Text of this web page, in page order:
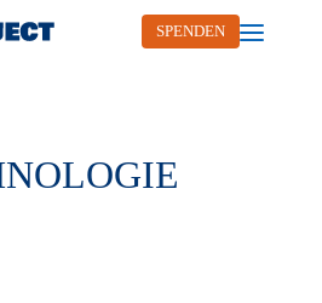
SPENDEN
Open